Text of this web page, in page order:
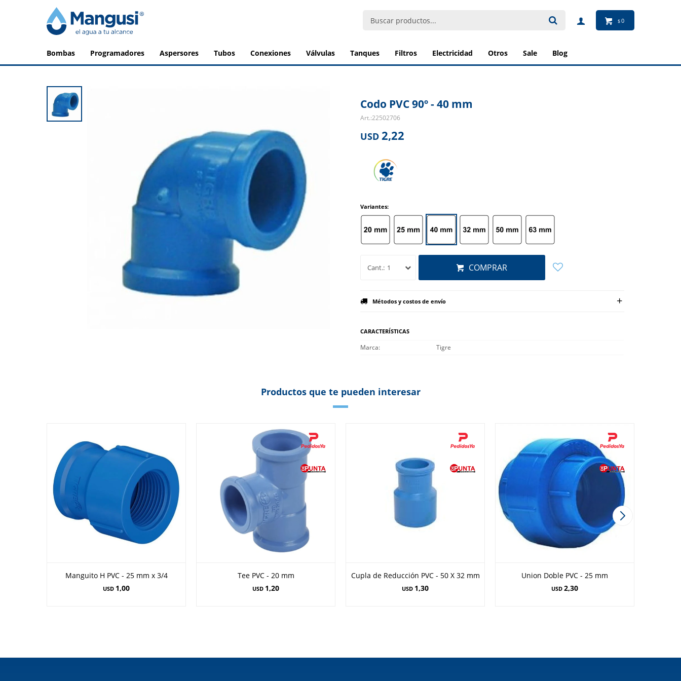
bombas programadores aspersores tubos conexiones válvulas tanques filtros electricidad otros sale blog
$0
Codo PVC 90º - 40 mm
22502706
USD 2,22
Variantes:
1 COMPRAR
Métodos y costos de envío
CARACTERÍSTICAS
Marca Tigre
Productos que te pueden interesar
Manguito H PVC - 25 mm x 3/4
USD 1,00
Tee PVC - 20 mm
USD 1,20
Cupla de Reducción PVC - 50 X 32 mm
USD 1,30
Union Doble PVC - 25 mm
USD 2,30